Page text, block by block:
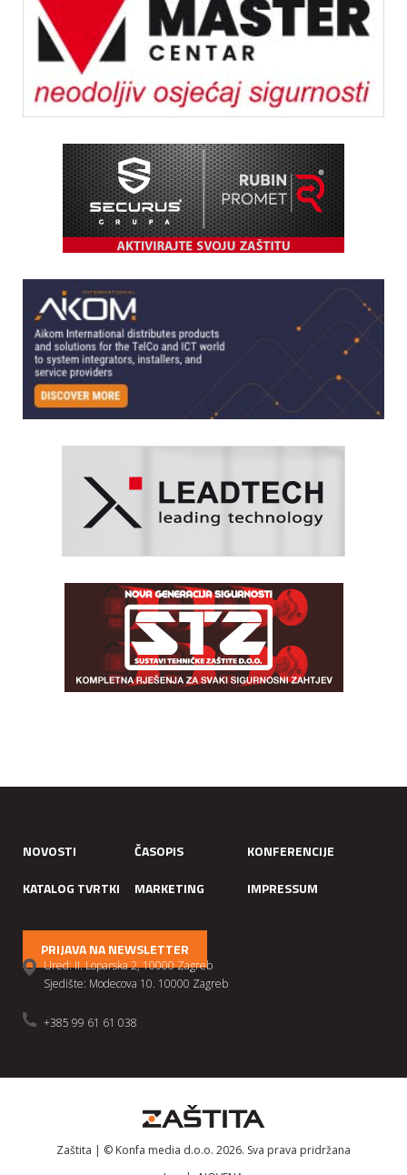
NOVOSTI ČASOPIS
KONFERENCIJE
KATALOG TVRTKI
MARKETING IMPRESSUM
PRIJAVA NA NEWSLETTER
Ured: II. Loparska 2, 10000 Zagreb
Sjedište: Modecova 10. 10000 Zagreb
+385 99 61 61 038
Zaštita | © Konfa media d.o.o. 2026. Sva prava pridržana